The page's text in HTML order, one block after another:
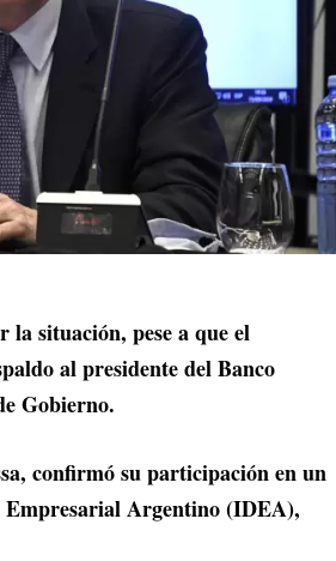
la situación, pese a que el
al presidente del Banco
Gobierno.
confirmó su participación en un
Argentino (IDEA),